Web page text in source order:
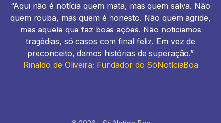
“Aqui não é notícia quem mata, mas quem salva. Não
quem rouba, mas quem é honesto. Não quem agride,
mas aquele que faz boas ações. Não noticiamos
tragédias, só casos com final feliz. Em vez de
preconceito, damos histórias de superação.”
Rinaldo de Oliveira; Fundador do SóNotíciaBoa